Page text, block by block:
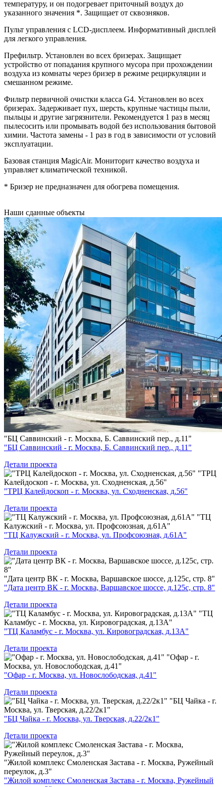
температуру, и он подогревает приточный воздух до
указанного значения *. Защищает от сквозняков.
Пульт управления с LCD-дисплеем. Информативный дисплей
для легкого управления.
Префильтр. Установлен во всех бризерах. Защищает
устройство от попадания крупного мусора при прохождении
воздуха из комнаты через бризер в режиме рециркуляции и
смешанном режиме.
Фильтр первичной очистки класса G4. Установлен во всех
бризерах. Задерживает пух, шерсть, крупные частицы пыли,
пыльцы и другие загрязнители. Рекомендуется 1 раз в месяц
пылесосить или промывать водой без использования бытовой
химии. Частота замены - 1 раз в год в зависимости от условий
эксплуатации.
Базовая станция MagicAir. Мониторит качество воздуха и
управляет климатической техникой.
* Бризер не предназначен для обогрева помещения.
Наши сданные объекты
"БЦ Саввинский - г. Москва, Б. Саввинский пер., д.11"
"БЦ Саввинский - г. Москва, Б. Саввинский пер., д.11"
Детали проекта
"ТРЦ
Калейдоскоп - г. Москва, ул. Сходненская, д.56"
"ТРЦ Калейдоскоп - г. Москва, ул. Сходненская, д.56"
Детали проекта
"ТЦ
Калужский - г. Москва, ул. Профсоюзная, д.61А"
"ТЦ Калужский - г. Москва, ул. Профсоюзная, д.61А"
Детали проекта
"Дата центр ВК - г. Москва, Варшавское шоссе, д.125с, стр. 8"
"Дата центр ВК - г. Москва, Варшавское шоссе, д.125с, стр. 8"
Детали проекта
"ТЦ
Каламбус - г. Москва, ул. Кировоградская, д.13А"
"ТЦ Каламбус - г. Москва, ул. Кировоградская, д.13А"
Детали проекта
"Офар - г.
Москва, ул. Новослободская, д.41"
"Офар - г. Москва, ул. Новослободская, д.41"
Детали проекта
"БЦ Чайка - г.
Москва, ул. Тверская, д.22/2к1"
"БЦ Чайка - г. Москва, ул. Тверская, д.22/2к1"
Детали проекта
"Жилой комплекс Смоленская Застава - г. Москва, Ружейный
переулок, д.3"
"Жилой комплекс Смоленская Застава - г. Москва, Ружейный